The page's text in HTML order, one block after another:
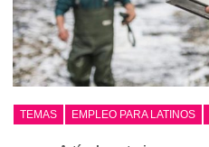
TEMAS EMPLEO PARA LATINOS